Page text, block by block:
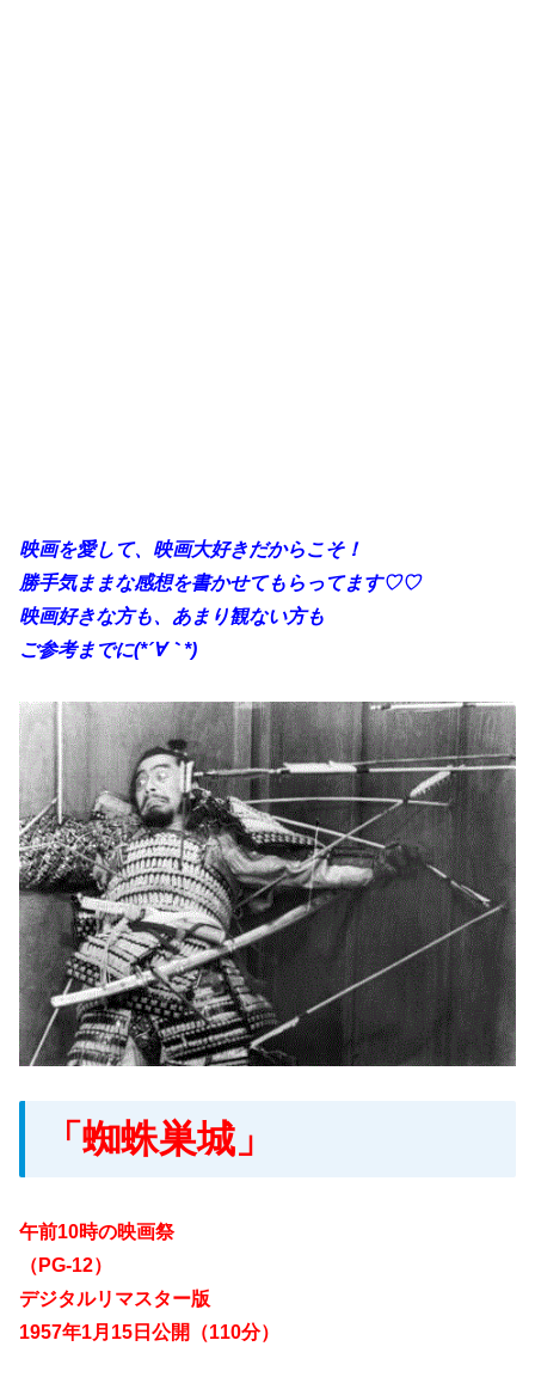
映画を愛して、映画大好きだからこそ！
勝手気ままな感想を書かせてもらってます♡♡
映画好きな方も、あまり観ない方も
ご参考までに(*´∀｀*)
「蜘蛛巣城」
午前10時の映画祭
（PG-12）
デジタルリマスター版
1957年1月15日公開（110分）